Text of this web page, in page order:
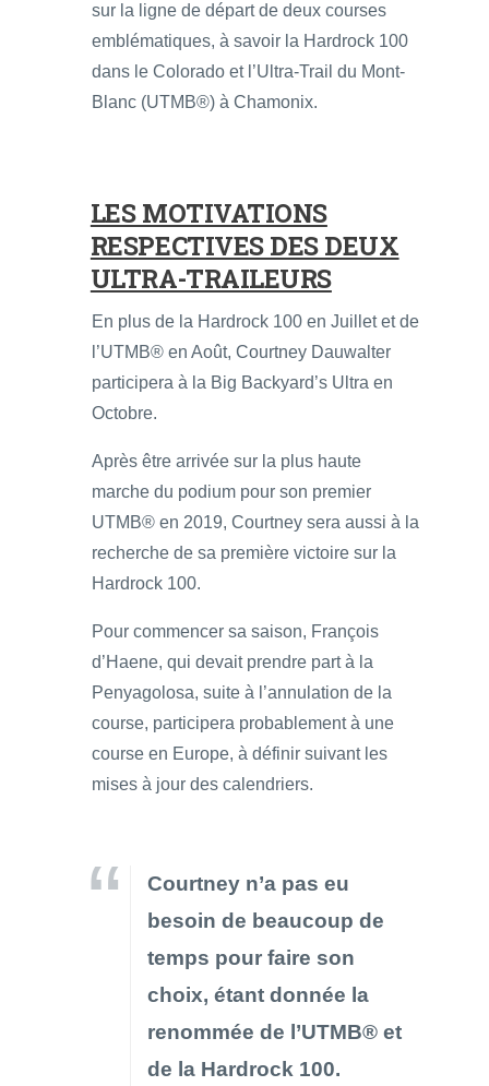
sur la ligne de départ de deux courses
emblématiques, à savoir la Hardrock 100
dans le Colorado et l’Ultra-Trail du Mont-
Blanc (UTMB®) à Chamonix.
LES MOTIVATIONS
RESPECTIVES DES DEUX
ULTRA-TRAILEURS
En plus de la Hardrock 100 en Juillet et de
l’UTMB® en Août, Courtney Dauwalter
participera à la Big Backyard’s Ultra en
Octobre.
Après être arrivée sur la plus haute
marche du podium pour son premier
UTMB® en 2019, Courtney sera aussi à la
recherche de sa première victoire sur la
Hardrock 100.
Pour commencer sa saison, François
d’Haene, qui devait prendre part à la
Penyagolosa, suite à l’annulation de la
course, participera probablement à une
course en Europe, à définir suivant les
mises à jour des calendriers.
Courtney n’a pas eu
besoin de beaucoup de
temps pour faire son
choix, étant donnée la
renommée de l’UTMB® et
de la Hardrock 100.